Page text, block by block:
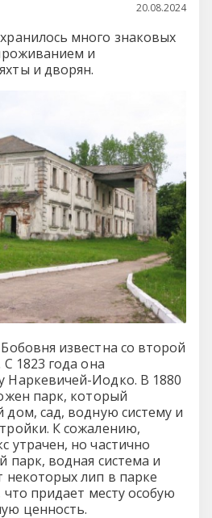
20.08.2024
много знаковых
и
и дворян.
известна со второй
1823 года она
Наркевичей-Иодко. В 1880
парк, который
дом, сад, водную систему и
К сожалению,
утрачен, но частично
парк, водная система и
некоторых лип в парке
что придает месту особую
ценность.